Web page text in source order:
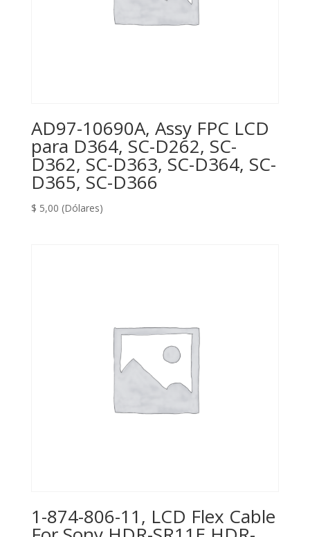
AD97-10690A, Assy FPC LCD
para D364, SC-D262, SC-
D362, SC-D363, SC-D364, SC-
D365, SC-D366
$ 5,00 (Dólares)
1-874-806-11, LCD Flex Cable